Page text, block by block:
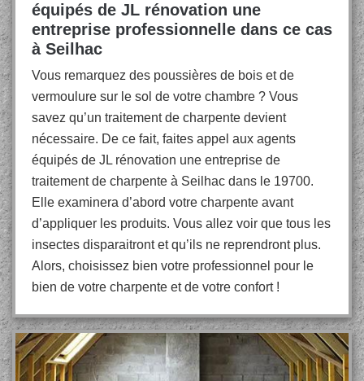
équipés de JL rénovation une
entreprise professionnelle dans ce cas
à Seilhac
Vous remarquez des poussières de bois et de
vermoulure sur le sol de votre chambre ? Vous
savez qu’un traitement de charpente devient
nécessaire. De ce fait, faites appel aux agents
équipés de JL rénovation une entreprise de
traitement de charpente à Seilhac dans le 19700.
Elle examinera d’abord votre charpente avant
d’appliquer les produits. Vous allez voir que tous les
insectes disparaitront et qu’ils ne reprendront plus.
Alors, choisissez bien votre professionnel pour le
bien de votre charpente et de votre confort !